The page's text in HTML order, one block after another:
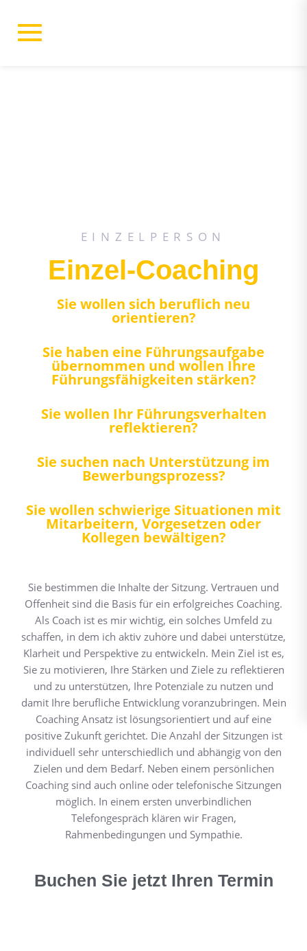
EINZELPERSON
Einzel-Coaching
Sie wollen sich beruflich neu
orientieren?
Sie haben eine Führungsaufgabe
übernommen und wollen Ihre
Führungsfähigkeiten stärken?
Sie wollen Ihr Führungsverhalten
reflektieren?
Sie suchen nach Unterstützung im
Bewerbungsprozess?
Sie wollen schwierige Situationen mit
Mitarbeitern, Vorgesetzen oder
Kollegen bewältigen?
Sie bestimmen die Inhalte der Sitzung. Vertrauen und
Offenheit sind die Basis für ein erfolgreiches Coaching.
Als Coach ist es mir wichtig, ein solches Umfeld zu
schaffen, in dem ich aktiv zuhöre und dabei unterstütze,
Klarheit und Perspektive zu entwickeln. Mein Ziel ist es,
Sie zu motivieren, Ihre Stärken und Ziele zu reflektieren
und zu unterstützen, Ihre Potenziale zu nutzen und
damit Ihre berufliche Entwicklung voranzubringen. Mein
Coaching Ansatz ist lösungsorientiert und auf eine
positive Zukunft gerichtet. Die Anzahl der Sitzungen ist
individuell sehr unterschiedlich und abhängig von den
Zielen und dem Bedarf. Neben einem persönlichen
Coaching sind auch online oder telefonische Sitzungen
möglich. In einem ersten unverbindlichen
Telefongespräch klären wir Fragen,
Rahmenbedingungen und Sympathie.
Buchen Sie jetzt Ihren Termin